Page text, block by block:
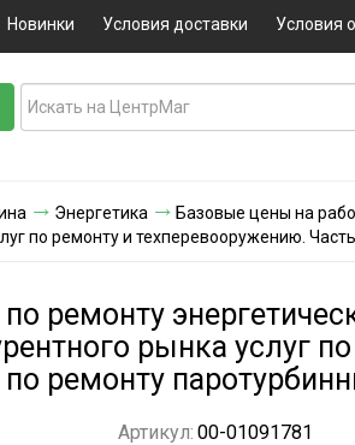
Новинки Условия доставки Условия
Энергетика
Базовые цены на
по ремонту и техперевооружению.
ремонту
рынка услуг
ремонту
Артикул: 00-01091781